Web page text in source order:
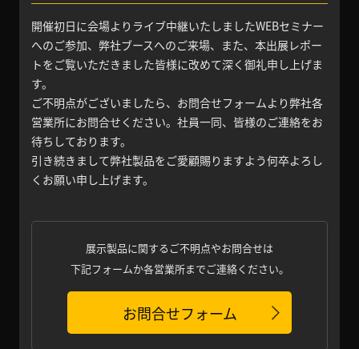
開催初日に会場よりライブ中継いたしましたWEBセミナー
へのご参加、弊社ブースへのご来場、また、本出展レポー
トをご覧いただきました皆様に改めて深く御礼申し上げま
す。
ご不明点がございましたら、お問合せフォームより弊社各
営業所にお問合せください。社員一同、皆様のご連絡をお
待ちしております。
引き続きまして弊社製品をご愛顧賜りますよう何卒よろし
くお願い申し上げます。
展示製品に関するご不明点やお問合せは
下記フォームか各営業所までご連絡ください。
お問合せフォーム